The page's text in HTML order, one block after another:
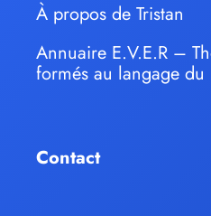
À propos de Tristan
Annuaire E.V.E.R –
formés au langage du
Contact